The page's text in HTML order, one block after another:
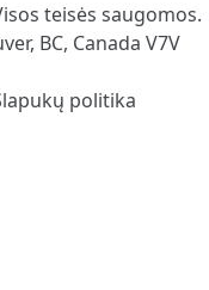
teisės saugomos.
BC, Canada V7V
politika